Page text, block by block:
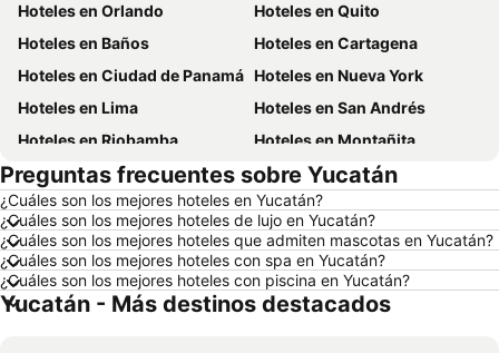
Hoteles en Orlando
Hoteles en Quito
Hoteles en Baños
Hoteles en Cartagena
Hoteles en Ciudad de Panamá Hoteles en Nueva York
Hoteles en Lima
Hoteles en San Andrés
Hoteles en Riobamba
Hoteles en Montañita
Hoteles en Puerto López
Hoteles en Pedernales
Hoteles en Miami
Hoteles en Roma
Hoteles en Ambato
Hoteles en Cojimies
Hoteles en Lisboa
Hoteles en Zorritos
Hoteles en Oporto
Hoteles en Panamá
Preguntas frecuentes sobre Yucatán
¿Cuáles son los mejores hoteles en Yucatán?
¿Cuáles son los mejores hoteles de lujo en Yucatán?
¿Cuáles son los mejores hoteles que admiten mascotas en Yucatán?
¿Cuáles son los mejores hoteles con spa en Yucatán?
¿Cuáles son los mejores hoteles con piscina en Yucatán?
Yucatán - Más destinos destacados